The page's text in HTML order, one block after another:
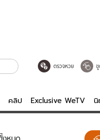
ตรวจหวย ขู
คลิป Exclusive WeTV นิ